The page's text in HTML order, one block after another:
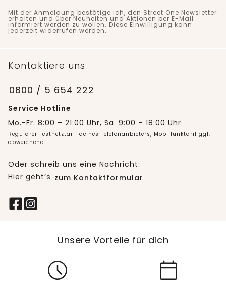
Mit der Anmeldung bestätige ich, den Street One Newsletter
erhalten und über Neuheiten und Aktionen per E-Mail
informiert werden zu wollen. Diese Einwilligung kann
jederzeit widerrufen werden.
Kontaktiere uns
0800 / 5 654 222
Service Hotline
Mo.-Fr. 8:00 – 21:00 Uhr, Sa. 9:00 – 18:00 Uhr
Regulärer Festnetztarif deines Telefonanbieters, Mobilfunktarif ggf.
abweichend.
Oder schreib uns eine Nachricht:
Hier geht’s zum Kontaktformular
Unsere Vorteile für dich